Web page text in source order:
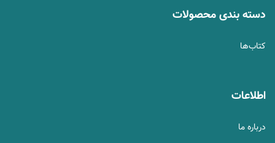
دسته بندی محصولات
کتاب‌ها
اطلاعات
درباره ما